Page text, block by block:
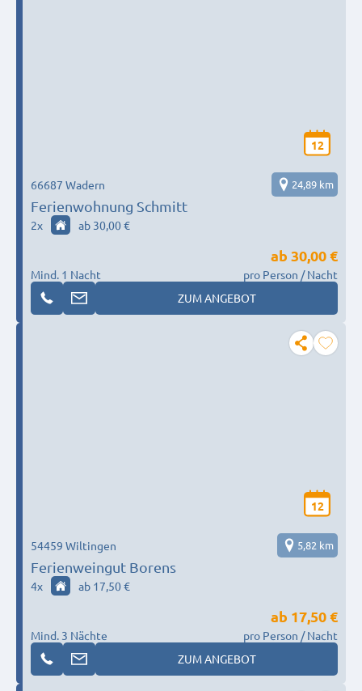
12
Ferienwohnung Schmitt
66687 Wadern 24,89 km
2x ab 30,00 €
Mind. 1 Nacht
ab 30,00 €
pro Person / Nacht
ZUM ANGEBOT
12
Ferienweingut Borens
54459 Wiltingen 5,82 km
4x ab 17,50 €
Mind. 3 Nächte
ab 17,50 €
pro Person / Nacht
ZUM ANGEBOT